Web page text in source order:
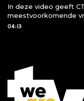
In deze video geeft
meestvoorkomende
componenten naar het
04:13